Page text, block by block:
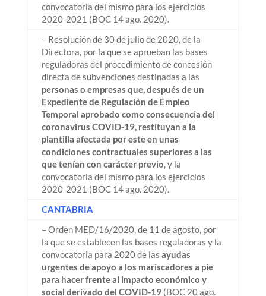
convocatoria del mismo para los ejercicios
2020-2021 (BOC 14 ago. 2020).
– Resolución de 30 de julio de 2020, de la
Directora, por la que se aprueban las bases
reguladoras del procedimiento de concesión
directa de subvenciones destinadas a las
personas o empresas que, después de un
Expediente de Regulación de Empleo
Temporal aprobado como consecuencia del
coronavirus COVID-19, restituyan a la
plantilla afectada por este en unas
condiciones contractuales superiores a las
que tenían con carácter previo, y la
convocatoria del mismo para los ejercicios
2020-2021 (BOC 14 ago. 2020).
CANTABRIA
– Orden MED/16/2020, de 11 de agosto, por
la que se establecen las bases reguladoras y la
convocatoria para 2020 de las ayudas
urgentes de apoyo a los mariscadores a pie
para hacer frente al impacto económico y
social derivado del COVID-19(BOC 20 ago.